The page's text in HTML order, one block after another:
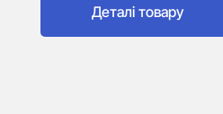
Деталі товару